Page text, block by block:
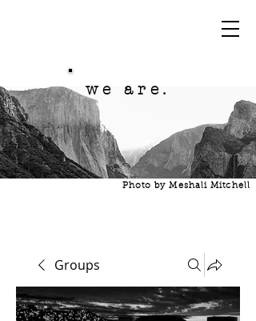
we are.
Photo by Meshali Mitchell
Groups